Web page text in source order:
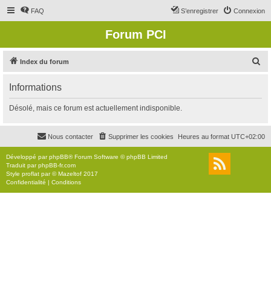
FAQ Connexion
S’enregistrer
Forum PCI
Index du forum
r
c
r
Informations
Désolé, mais ce forum est actuellement indisponible.
Heures au format UTC+02:00
Supprimer les cookies
Nous contacter
Développé parphpBB® Forum Software © phpBB Limited
Traduit parphpBB-fr.com
Style proflat par ©Mazeltof 2017
Confidentialité | Conditions